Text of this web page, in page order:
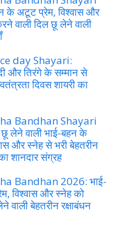
के अटूट प्रेम, विश्वास और
वाली दिल छू लेने वाली
day Shayari:
और तिरंगे के सम्मान से
दिवस शायरी का
Bandhan Shayari
लेने वाली भाई-बहन के
और स्नेह से भरी बेहतरीन
शानदार संग्रह
Bandhan 2026: भाई-
विश्वास और स्नेह को
वाली बेहतरीन रक्षाबंधन